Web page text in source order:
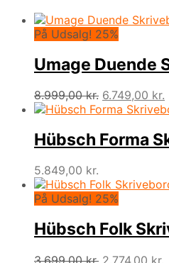
På Udsalg! 25%
Umage Duende
8.999,00kr. Den
oprindelige
var:
8.999,00 kr..
6.749,00 kr.
Hübsch Forma
5.849,00 kr.
På Udsalg! 25%
Hübsch Folk
3.699,00kr. Den
2.774,00 kr.